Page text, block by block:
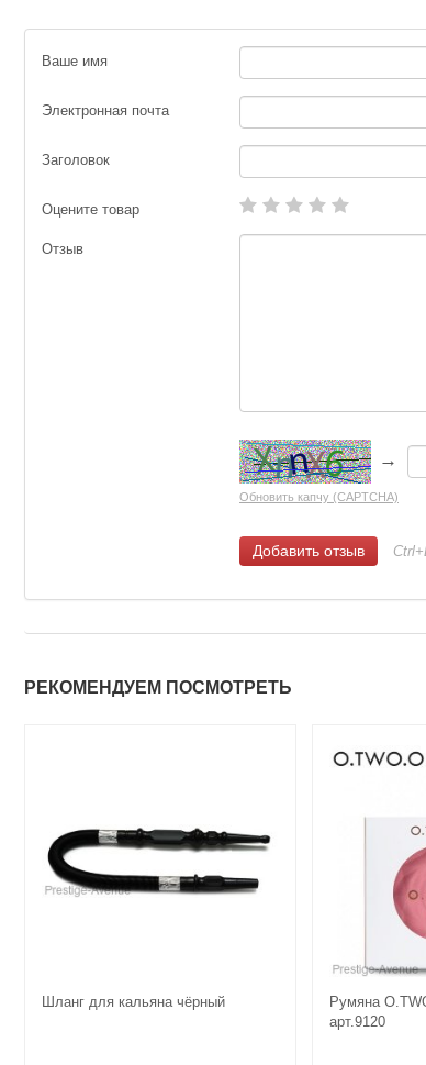
Ваше имя
Электронная почта
Заголовок
Оцените товар
Отзыв
→
Обновить капчу (CAPTCHA)
РЕКОМЕНДУЕМ ПОСМОТРЕТЬ
Шланг для кальяна чёрный
Румяна
арт.9120